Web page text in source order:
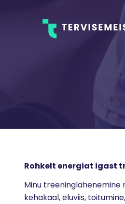
Rohkelt energiat igast
Minu treeninglähenemine
kehakaal, eluviis,